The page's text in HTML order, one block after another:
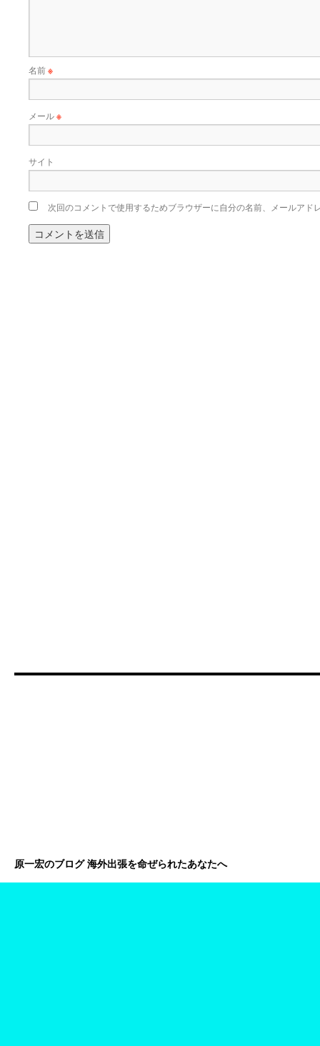
名前※
メール※
サイト
次回のコメントで使用するためブラウザーに自分の名前、メールアド
原一宏のブログ 海外出張を命ぜられたあなたへ